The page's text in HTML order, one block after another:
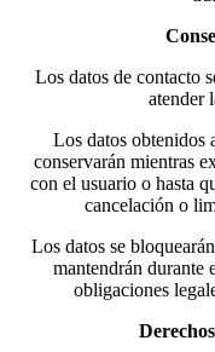
Los datos de contacto
atender
Los datos obtenidos
conservarán mientras
con el usuario o hasta
cancelación o
Los datos se
mantendrán durante
obligaciones